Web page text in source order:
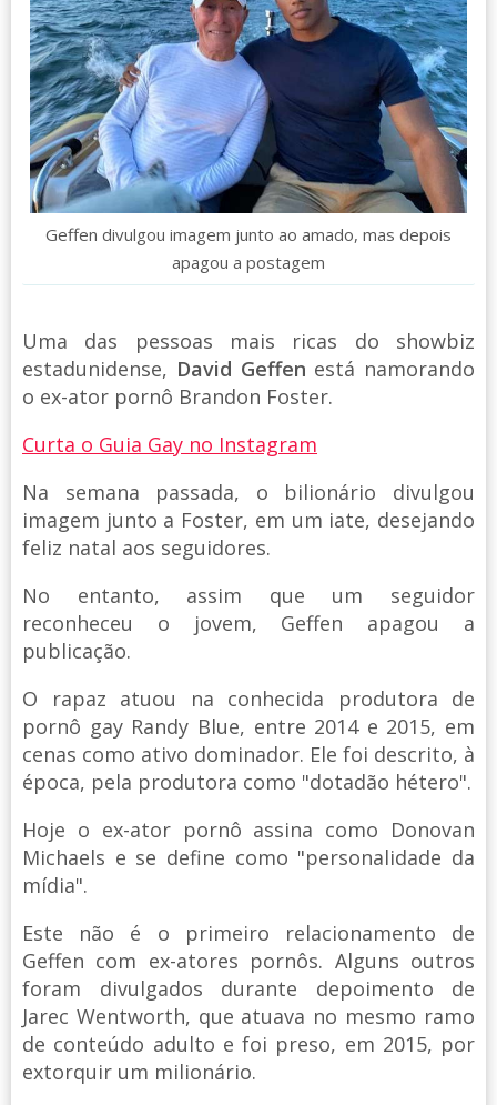
Geffen divulgou imagem junto ao amado, mas depois
apagou a postagem
Uma das pessoas mais ricas do showbiz
estadunidense, David Geffen está namorando
o ex-ator pornô Brandon Foster.
Curta o Guia Gay no Instagram
Na semana passada, o bilionário divulgou
imagem junto a Foster, em um iate, desejando
feliz natal aos seguidores.
No entanto, assim que um seguidor
reconheceu o jovem, Geffen apagou a
publicação.
O rapaz atuou na conhecida produtora de
pornô gay Randy Blue, entre 2014 e 2015, em
cenas como ativo dominador. Ele foi descrito, à
época, pela produtora como "dotadão hétero".
Hoje o ex-ator pornô assina como Donovan
Michaels e se define como "personalidade da
mídia".
Este não é o primeiro relacionamento de
Geffen com ex-atores pornôs. Alguns outros
foram divulgados durante depoimento de
Jarec Wentworth, que atuava no mesmo ramo
de conteúdo adulto e foi preso, em 2015, por
extorquir um milionário.